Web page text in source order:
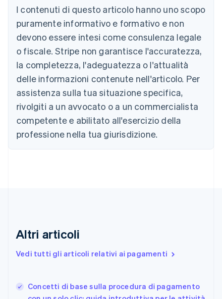
I contenuti di questo articolo hanno uno scopo
puramente informativo e formativo e non
devono essere intesi come consulenza legale
o fiscale. Stripe non garantisce l'accuratezza,
la completezza, l'adeguatezza o l'attualità
delle informazioni contenute nell'articolo. Per
assistenza sulla tua situazione specifica,
rivolgiti a un avvocato o a un commercialista
competente e abilitato all'esercizio della
professione nella tua giurisdizione.
Altri articoli
Vedi tutti gli articoli relativi ai pagamenti
Concetti di base sulla procedura di pagamento
Austria
Deutsch English
Belgio
NederlandsFrançaisDeutschEnglish
PortuguêsEnglish
Bulgaria
English
Canada
English Français
Cina continentale
Cipro
English
EnglishSvenska
FrançaisEnglish
Giappone
日本語English